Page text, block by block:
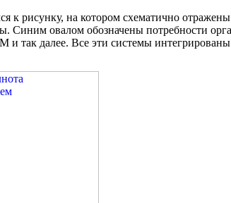
к рисунку, на котором схематично
Синим овалом обозначены потребности
и так далее. Все эти системы